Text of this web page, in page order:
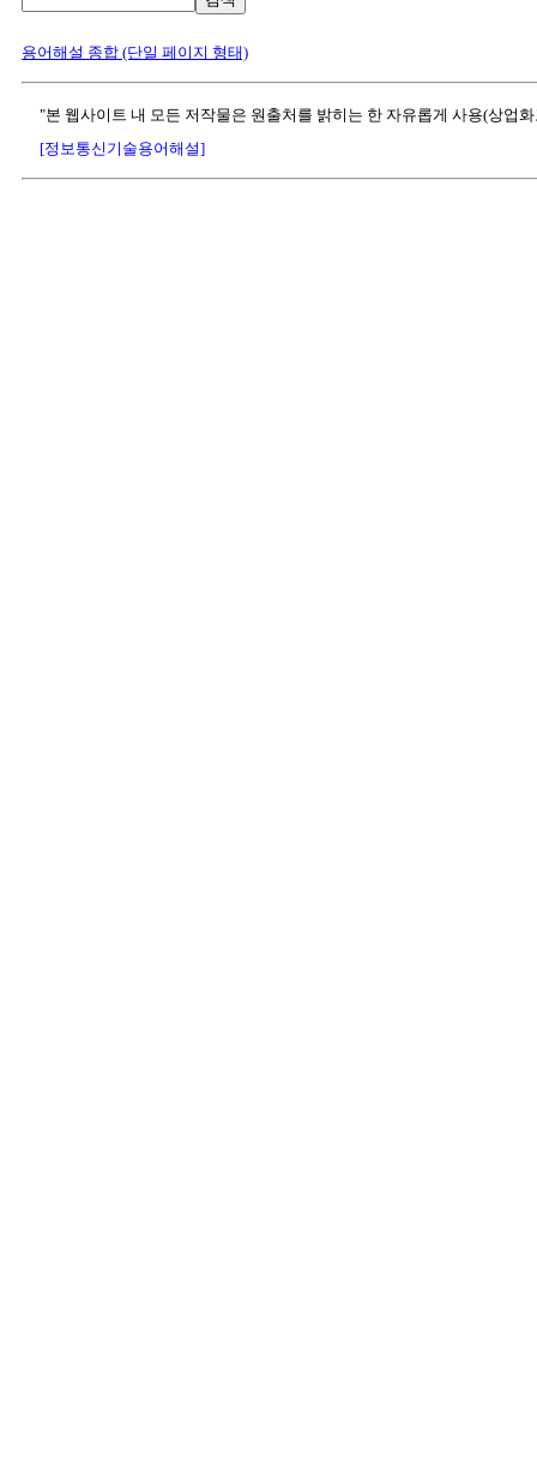
용어해설 종합 (단일 페이지 형태)
"본 웹사이트 내 모든 저작물은 원출처를 밝히는 한 자유롭게 사용(상업
[정보통신기술용어해설]